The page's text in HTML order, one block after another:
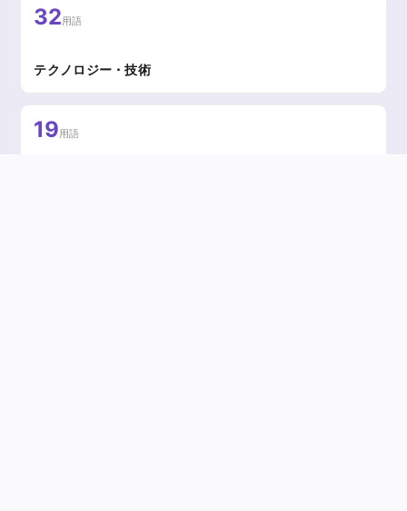
32用語
テクノロジー・技術
19用語